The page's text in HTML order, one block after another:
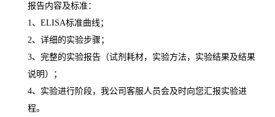
报告内容及标准：
1 、 ELISA标准曲线；
2、详细的实验步骤；
3、完整的实验报告（试剂耗材，实验方法，实验结果及结果
说明）；
4、实验进行阶段，我公司客服人员会及时向您汇报实验进
程。